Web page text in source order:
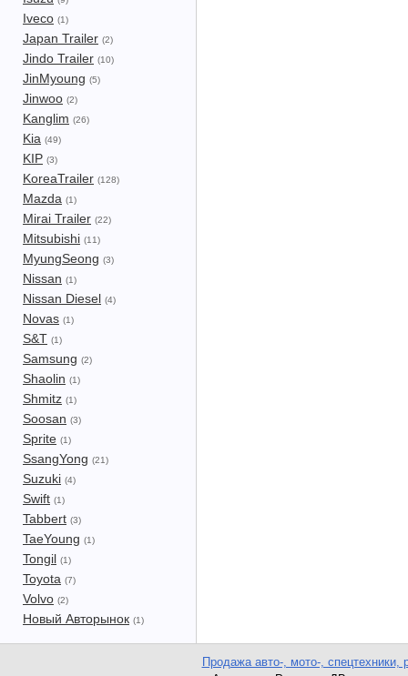
Iveco (1)
Japan Trailer (2)
Jindo Trailer (10)
JinMyoung (5)
Jinwoo (2)
Kanglim (26)
Kia (49)
KIP (3)
KoreaTrailer (128)
Mazda (1)
Mirai Trailer (22)
Mitsubishi (11)
MyungSeong (3)
Nissan (1)
Nissan Diesel (4)
Novas (1)
S&T (1)
Samsung (2)
Shaolin (1)
Shmitz (1)
Soosan (3)
Sprite (1)
SsangYong (21)
Suzuki (4)
Swift (1)
Tabbert (3)
TaeYoung (1)
Tongil (1)
Toyota (7)
Volvo (2)
Новый Авторынок (1)
Продажа авто-, мото-, спецтехники,